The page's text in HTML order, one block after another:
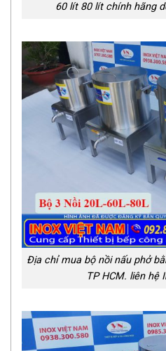
60 lít 80 lít chính hãng
Địa chỉ mua bộ nồi nấu phở
TP HCM. liên hệ